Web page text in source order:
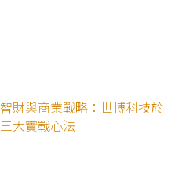
財與商業戰略：世博科技於
大實戰心法